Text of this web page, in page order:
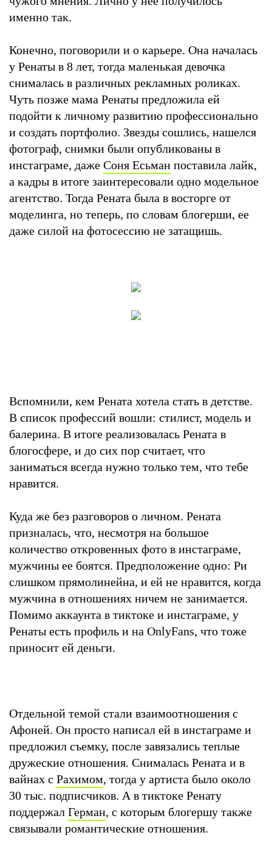
именно так.
Конечно, поговорили и о карьере. Она началась
у Ренаты в 8 лет, тогда маленькая девочка
снималась в различных рекламных роликах.
Чуть позже мама Ренаты предложила ей
подойти к личному развитию профессионально
и создать портфолио. Звезды сошлись, нашелся
фотограф, снимки были опубликованы в
инстаграме, даже Соня Есьман поставила лайк,
а кадры в итоге заинтересовали одно модельное
агентство. Тогда Рената была в восторге от
моделинга, но теперь, по словам блогерши, ее
даже силой на фотосессию не затащишь.
Вспомнили, кем Рената хотела стать в детстве.
В список профессий вошли: стилист, модель и
балерина. В итоге реализовалась Рената в
блогосфере, и до сих пор считает, что
заниматься всегда нужно только тем, что тебе
нравится.
Куда же без разговоров о личном. Рената
призналась, что, несмотря на большое
количество откровенных фото в инстаграме,
мужчины ее боятся. Предположение одно: Ри
слишком прямолинейна, и ей не нравится, когда
мужчина в отношениях ничем не занимается.
Помимо аккаунта в тиктоке и инстаграме, у
Ренаты есть профиль и на OnlyFans, что тоже
приносит ей деньги.
Отдельной темой стали взаимоотношения с
Афоней. Он просто написал ей в инстаграме и
предложил съемку, после завязались теплые
дружеские отношения. Снималась Рената и в
вайнах с Рахимом, тогда у артиста было около
30 тыс. подписчиков. А в тиктоке Ренату
поддержал Герман, с которым блогершу также
связывали романтические отношения.